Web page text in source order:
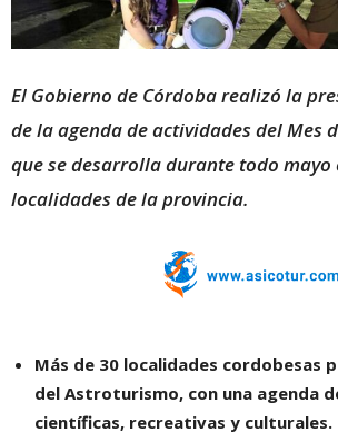
El Gobierno de Córdoba realizó la
de la agenda de actividades del Mes
que se desarrolla durante todo mayo
localidades de la provincia.
Más de 30 localidades cordobesas
del Astroturismo, con una agenda
científicas, recreativas y culturales.